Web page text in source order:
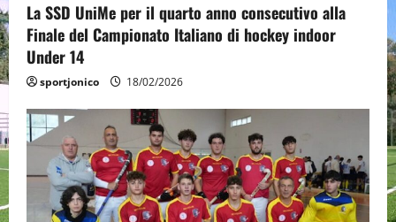
La SSD UniMe per il quarto anno consecutivo alla
Finale del Campionato Italiano di hockey indoor
Under 14
sportjonico 18/02/2026